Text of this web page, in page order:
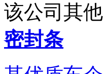
该公司其
密封条